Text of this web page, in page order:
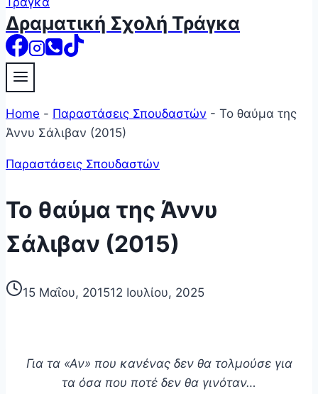
Δραματική Σχολή Τράγκα
Home - Παραστάσεις Σπουδαστών - Το θαύμα της
Άννυ Σάλιβαν (2015)
Παραστάσεις Σπουδαστών
Το θαύμα της Άννυ
Σάλιβαν (2015)
15 Μαΐου, 201512 Ιουλίου, 2025
Για τα «Αν» που κανένας δεν θα τολμούσε για
τα όσα που ποτέ δεν θα γινόταν…